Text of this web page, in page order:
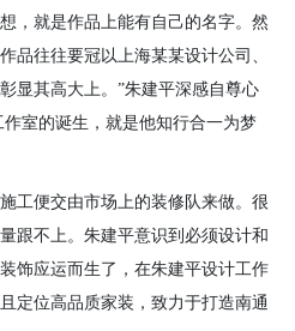
，就是作品上能有自己的名字。然
品往往要冠以上海某某设计公司、
显其高大上。”朱建平深感自尊心
室的诞生，就是他知行合一为梦
工便交由市场上的装修队来做。很
不上。朱建平意识到必须设计和
饰应运而生了，在朱建平设计工作
定位高品质家装，致力于打造南通